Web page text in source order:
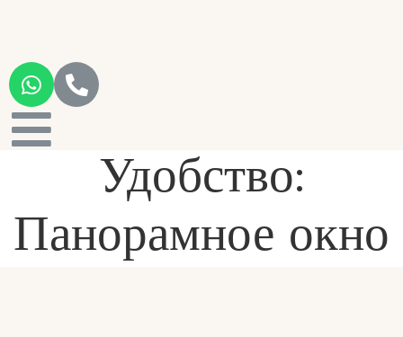
Удобство:
Панорамное окно